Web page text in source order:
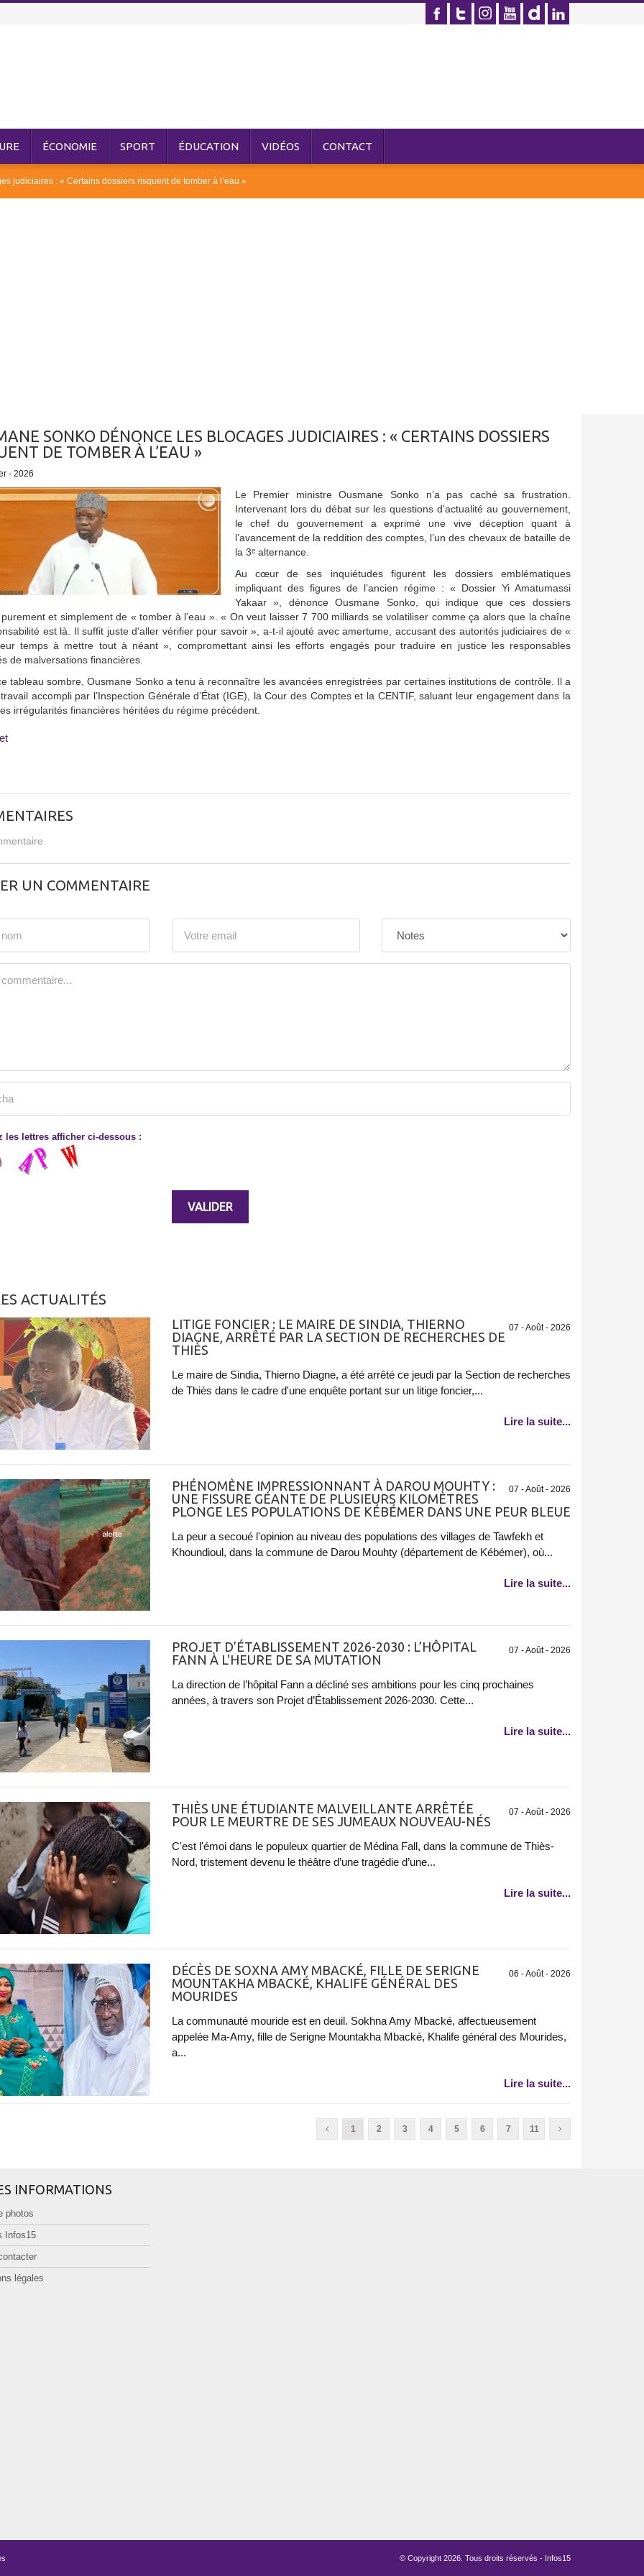
ÉCONOMIE SPORT ÉDUCATION VIDÉOS CONTACT
judiciaires : « Certains dossiers risquent de tomber à l’eau »
SONKO DÉNONCE LES BLOCAGES JUDICIAIRES : « CERTAINS DOSSIERS
DE TOMBER À L’EAU »
- 2026
Le Premier ministre Ousmane Sonko n’a pas caché sa frustration.
Intervenant lors du débat sur les questions d’actualité au gouvernement,
le chef du gouvernement a exprimé une vive déception quant à
l’avancement de la reddition des comptes, l’un des chevaux de bataille de
la 3ᵉ alternance.
Au cœur de ses inquiétudes figurent les dossiers emblématiques
impliquant des figures de l’ancien régime : « Dossier Yi Amatumassi
Yakaar », dénonce Ousmane Sonko, qui indique que ces dossiers
et simplement de « tomber à l’eau ». « On veut laisser 7 700 milliards se volatiliser comme ça alors que la chaîne
est là. Il suffit juste d'aller vérifier pour savoir », a-t-il ajouté avec amertume, accusant des autorités judiciaires de «
temps à mettre tout à néant », compromettant ainsi les efforts engagés pour traduire en justice les responsables
de malversations financières.
tableau sombre, Ousmane Sonko a tenu à reconnaître les avancées enregistrées par certaines institutions de contrôle. Il a
accompli par l’Inspection Générale d’État (IGE), la Cour des Comptes et la CENTIF, saluant leur engagement dans la
irrégularités financières héritées du régime précédent.
UN COMMENTAIRE
les lettres afficher ci-dessous :
ACTUALITÉS
07 - Août - 2026
LITIGE FONCIER : LE MAIRE DE SINDIA, THIERNO
DIAGNE, ARRÊTÉ PAR LA SECTION DE RECHERCHES DE
THIÈS
Le maire de Sindia, Thierno Diagne, a été arrêté ce jeudi par la Section de recherches
de Thiès dans le cadre d'une enquête portant sur un litige foncier,...
Lire la suite...
07 - Août - 2026
PHÉNOMÈNE IMPRESSIONNANT À DAROU MOUHTY :
UNE FISSURE GÉANTE DE PLUSIEURS KILOMÈTRES
PLONGE LES POPULATIONS DE KÉBÉMER DANS UNE PEUR BLEUE
La peur a secoué l'opinion au niveau des populations des villages de Tawfekh et
Khoundioul, dans la commune de Darou Mouhty (département de Kébémer), où...
Lire la suite...
07 - Août - 2026
PROJET D’ÉTABLISSEMENT 2026-2030 : L’HÔPITAL
FANN À L'HEURE DE SA MUTATION
La direction de l’hôpital Fann a décliné ses ambitions pour les cinq prochaines
années, à travers son Projet d’Établissement 2026-2030. Cette...
Lire la suite...
07 - Août - 2026
THIÈS UNE ÉTUDIANTE MALVEILLANTE ARRÊTÉE
POUR LE MEURTRE DE SES JUMEAUX NOUVEAU-NÉS
C'est l'émoi dans le populeux quartier de Médina Fall, dans la commune de Thiès-
Nord, tristement devenu le théâtre d’une tragédie d’une...
Lire la suite...
06 - Août - 2026
DÉCÈS DE SOXNA AMY MBACKÉ, FILLE DE SERIGNE
MOUNTAKHA MBACKÉ, KHALIFE GÉNÉRAL DES
MOURIDES
La communauté mouride est en deuil. Sokhna Amy Mbacké, affectueusement
appelée Ma-Amy, fille de Serigne Mountakha Mbacké, Khalife général des Mourides,
a...
Lire la suite...
1 2 3 4 5 6 7 11
INFORMATIONS
photos
Infos15
légales
© Copyright 2026 . Tous droits réservés - Infos15